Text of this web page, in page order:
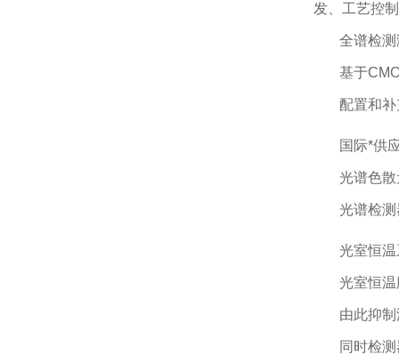
发、工艺控
全谱检
基于
配置和
国际*供
光谱色
光谱检
光室恒温
光室恒
由此抑
同时检